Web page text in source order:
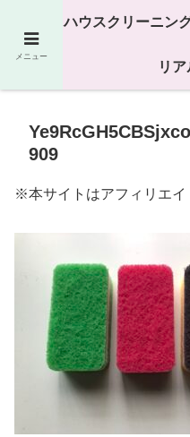
25年以上の現場経験をもと
909
※本サイトはアフィリエイ
メニュー
ハウスクリーニン
リ